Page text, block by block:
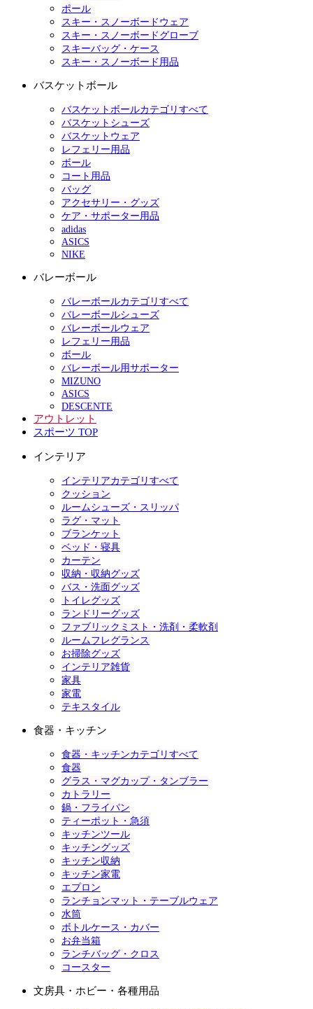
ポール
スキー・スノーボードウェア
スキー・スノーボードグローブ
スキーバッグ・ケース
スキー・スノーボード用品
バスケットボール
バスケットボールカテゴリすべて
バスケットシューズ
バスケットウェア
レフェリー用品
ボール
コート用品
バッグ
アクセサリー・グッズ
ケア・サポーター用品
adidas
ASICS
NIKE
バレーボール
バレーボールカテゴリすべて
バレーボールシューズ
バレーボールウェア
レフェリー用品
ボール
バレーボール用サポーター
MIZUNO
ASICS
DESCENTE
アウトレット
スポーツ TOP
インテリア
インテリアカテゴリすべて
クッション
ルームシューズ・スリッパ
ラグ・マット
ブランケット
ベッド・寝具
カーテン
収納・収納グッズ
バス・洗面グッズ
トイレグッズ
ランドリーグッズ
ファブリックミスト・洗剤・柔軟剤
ルームフレグランス
お掃除グッズ
インテリア雑貨
家具
家電
テキスタイル
食器・キッチン
食器・キッチンカテゴリすべて
食器
グラス・マグカップ・タンブラー
カトラリー
鍋・フライパン
ティーポット・急須
キッチンツール
キッチングッズ
キッチン収納
キッチン家電
エプロン
ランチョンマット・テーブルウェア
水筒
ボトルケース・カバー
お弁当箱
ランチバッグ・クロス
コースター
文房具・ホビー・各種用品